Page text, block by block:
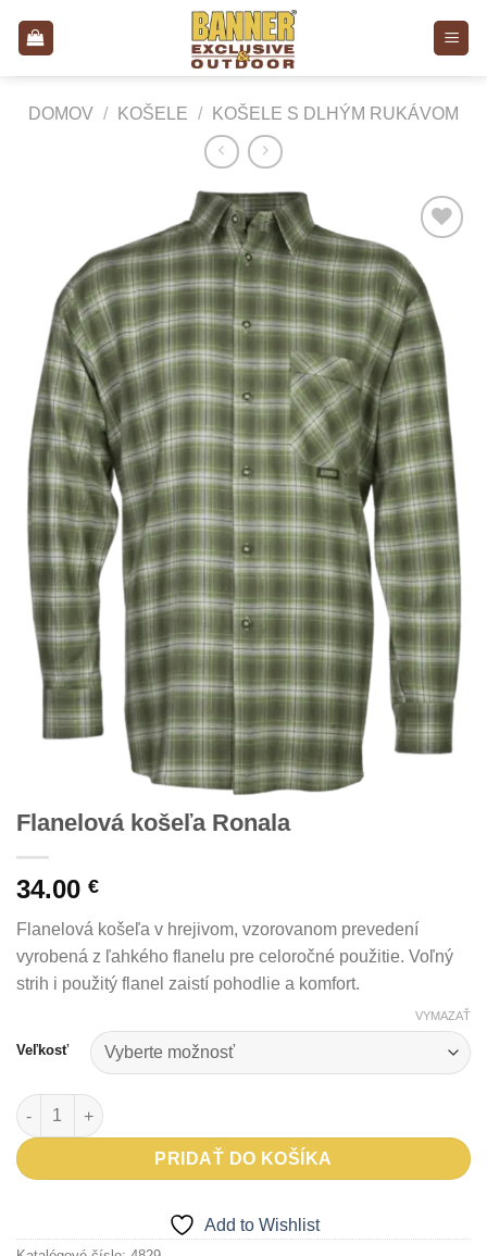
DOMOV / KOŠELE / KOŠELE S DLHÝM RUKÁVOM
Add to
Wishlist
Flanelová košeľa Ronala
34.00 €
Flanelová košeľa v hrejivom, vzorovanom prevedení
vyrobená z ľahkého flanelu pre celoročné použitie. Voľný
strih i použitý flanel zaistí pohodlie a komfort.
Veľkosť
VYMAZAŤ
množstvo Flanelová košeľa Ronala
PRIDAŤ DO KOŠÍKA
Add to Wishlist